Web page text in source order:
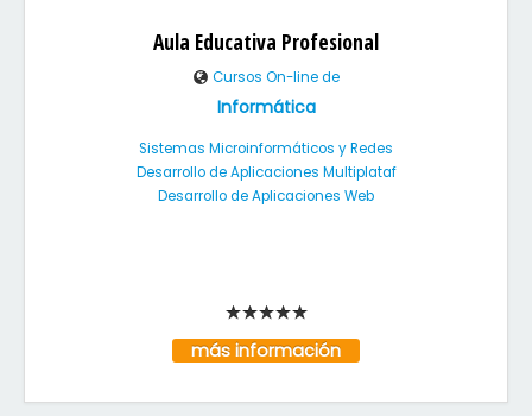
Aula Educativa Profesional
Cursos On-line de
Informática
Sistemas Microinformáticos y Redes
Desarrollo de Aplicaciones Multiplataf
Desarrollo de Aplicaciones Web
más información